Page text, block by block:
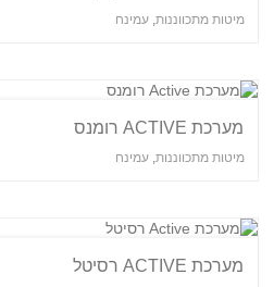
מיטות מתכווננות, עמינח
מערכת ACTIVE רומנס
מיטות מתכווננות, עמינח
מערכת ACTIVE רסיטל